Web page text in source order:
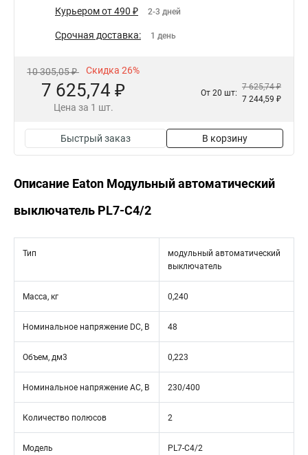
Курьером от 490 ₽ 2-3 дней
Срочная доставка: 1 день
10 305,05 ₽ Скидка 26%
7 625,74 ₽
Цена за 1 шт.
От 20 шт:
7 625,74 ₽
7 244,59 ₽
Быстрый заказ В корзину
Описание Eaton Модульный автоматический
выключатель PL7-C4/2
Тип
модульный автоматический
выключатель
Масса, кг 0,240
Номинальное напряжение DC, В 48
Объем, дм3 0,223
Номинальное напряжение АС, В 230/400
Количество полюсов 2
Модель PL7-C4/2